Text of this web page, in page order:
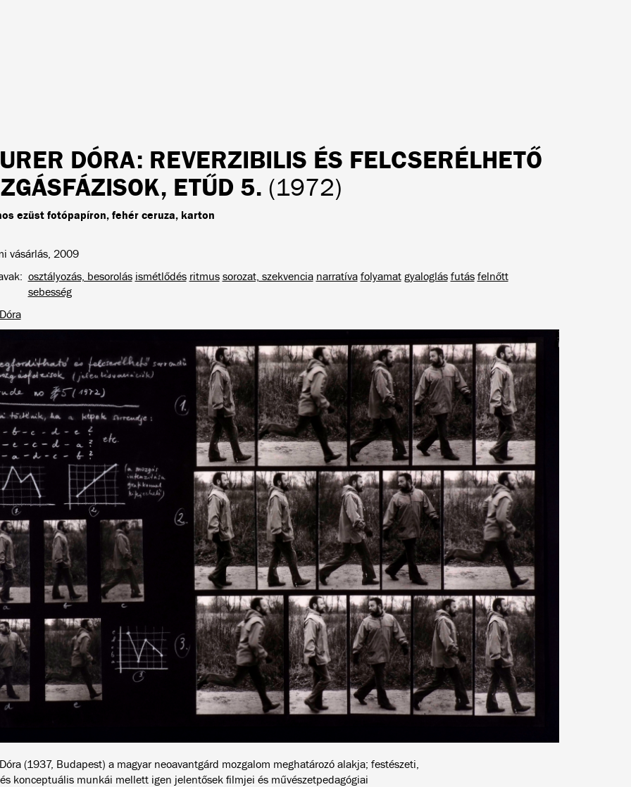
DÓRA: REVERZIBILIS ÉS FELCSERÉLHETŐ
ETŰD 5. (1972)
ezüst fotópapíron, fehér ceruza, karton
vásárlás, 2009
osztályozás, besorolás ismétlődés ritmus sorozat, szekvencia narratíva folyamat gyaloglás futás felnőtt
sebesség
(1937, Budapest) a magyar neoavantgárd mozgalom meghatározó alakja; festészeti,
konceptuális munkái mellett igen jelentősek filmjei és művészetpedagógiai